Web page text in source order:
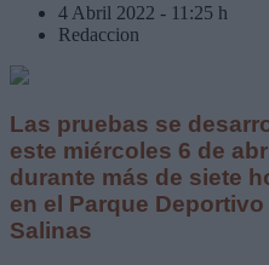
4 Abril 2022 - 11:25 h
Redaccion
Las pruebas se
este miércoles 6 de
durante más de siete
en el Parque Deportivo
Salinas